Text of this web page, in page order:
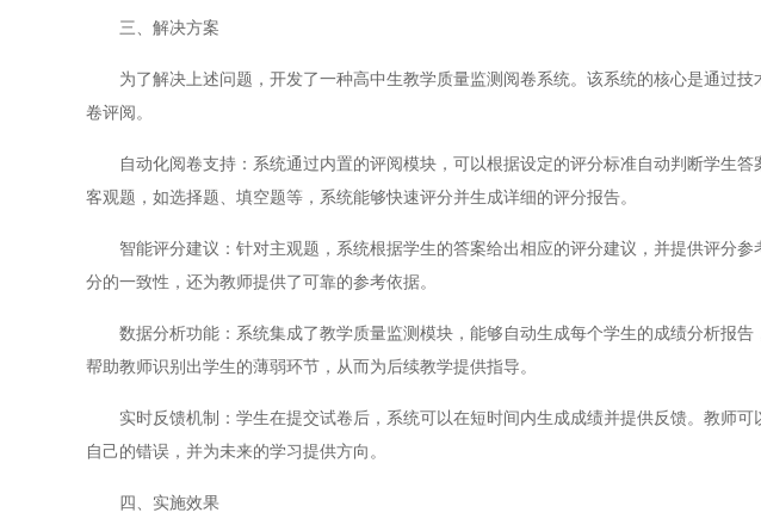
三、解决方案
为了解决上述问题，开发了一种高中生教学质量监测阅卷系统。该系统的核心是通过技
卷评阅。
自动化阅卷支持：系统通过内置的评阅模块，可以根据设定的评分标准自动判断学生答
客观题，如选择题、填空题等，系统能够快速评分并生成详细的评分报告。
智能评分建议：针对主观题，系统根据学生的答案给出相应的评分建议，并提供评分参
分的一致性，还为教师提供了可靠的参考依据。
数据分析功能：系统集成了教学质量监测模块，能够自动生成每个学生的成绩分析报告
帮助教师识别出学生的薄弱环节，从而为后续教学提供指导。
实时反馈机制：学生在提交试卷后，系统可以在短时间内生成成绩并提供反馈。教师可
自己的错误，并为未来的学习提供方向。
四、实施效果